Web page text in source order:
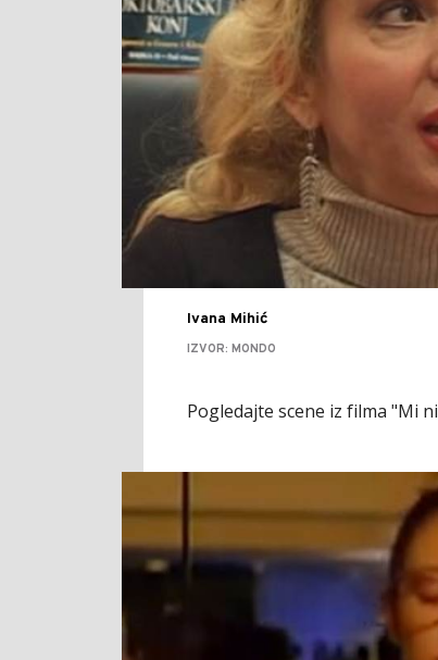
Ivana Mihić
IZVOR: MONDO
Pogledajte scene iz filma "Mi